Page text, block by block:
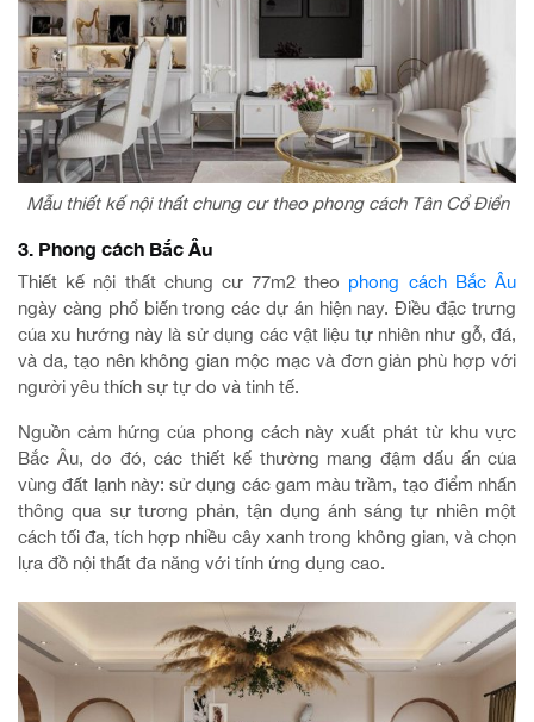
Mẫu thiết kế nội thất chung cư theo phong cách Tân Cổ Điển
3. Phong cách Bắc Âu
Thiết kế nội thất chung cư 77m2 theo phong cách Bắc Âu
ngày càng phổ biến trong các dự án hiện nay. Điều đặc trưng
của xu hướng này là sử dụng các vật liệu tự nhiên như gỗ, đá,
và da, tạo nên không gian mộc mạc và đơn giản phù hợp với
người yêu thích sự tự do và tinh tế.
Nguồn cảm hứng của phong cách này xuất phát từ khu vực
Bắc Âu, do đó, các thiết kế thường mang đậm dấu ấn của
vùng đất lạnh này: sử dụng các gam màu trầm, tạo điểm nhấn
thông qua sự tương phản, tận dụng ánh sáng tự nhiên một
cách tối đa, tích hợp nhiều cây xanh trong không gian, và chọn
lựa đồ nội thất đa năng với tính ứng dụng cao.